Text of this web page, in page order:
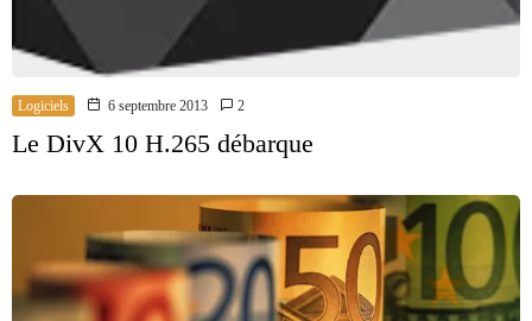
Logiciels 6 septembre 2013 2
Le DivX 10 H.265 débarque